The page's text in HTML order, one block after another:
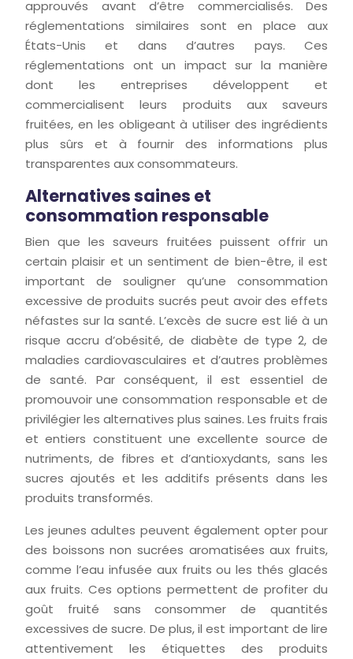
approuvés avant d’être commercialisés. Des
réglementations similaires sont en place aux
États-Unis et dans d’autres pays. Ces
réglementations ont un impact sur la manière
dont les entreprises développent et
commercialisent leurs produits aux saveurs
fruitées, en les obligeant à utiliser des ingrédients
plus sûrs et à fournir des informations plus
transparentes aux consommateurs.
Alternatives saines et
consommation responsable
Bien que les saveurs fruitées puissent offrir un
certain plaisir et un sentiment de bien-être, il est
important de souligner qu’une consommation
excessive de produits sucrés peut avoir des effets
néfastes sur la santé. L’excès de sucre est lié à un
risque accru d’obésité, de diabète de type 2, de
maladies cardiovasculaires et d’autres problèmes
de santé. Par conséquent, il est essentiel de
promouvoir une consommation responsable et de
privilégier les alternatives plus saines. Les fruits frais
et entiers constituent une excellente source de
nutriments, de fibres et d’antioxydants, sans les
sucres ajoutés et les additifs présents dans les
produits transformés.
Les jeunes adultes peuvent également opter pour
des boissons non sucrées aromatisées aux fruits,
comme l’eau infusée aux fruits ou les thés glacés
aux fruits. Ces options permettent de profiter du
goût fruité sans consommer de quantités
excessives de sucre. De plus, il est important de lire
attentivement les étiquettes des produits